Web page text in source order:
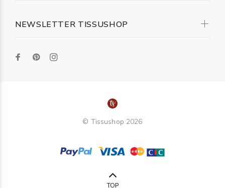
NEWSLETTER TISSUSHOP
© Tissushop 2026
TOP